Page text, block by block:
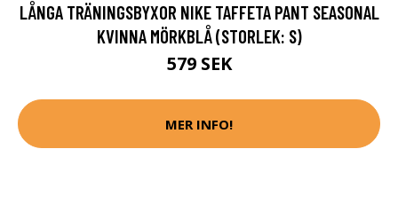
LÅNGA TRÄNINGSBYXOR NIKE TAFFETA PANT SEASONAL
KVINNA MÖRKBLÅ (STORLEK: S)
579 SEK
MER INFO!